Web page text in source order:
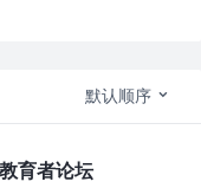
默认顺序
育者论坛